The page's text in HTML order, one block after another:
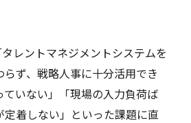
レントマネジメントシステムを
ず、戦略人事に十分活用でき
ていない」「現場の入力負荷ば
定着しない」といった課題に直